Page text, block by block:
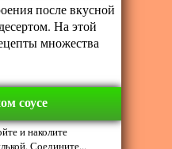
после вкусной
На этой
множества
соусе
и наколите
Соедините...